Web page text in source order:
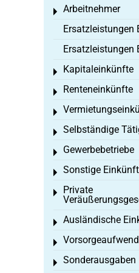
Arbeitnehmer
Toggle menu
Ersatzleistungen
Ersatzleistungen
Kapitaleinkünfte
Toggle menu
Renteneinkünfte
Toggle menu
Toggle menu
Selbständige
Toggle menu
Gewerbebetriebe
Toggle menu
Sonstige
Toggle menu
Private
Toggle menu
Ausländische
Toggle menu
Toggle menu
Sonderausgaben
Toggle menu